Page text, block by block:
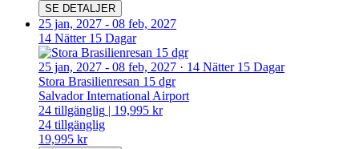
SE DETALJER
25 jan, 2027 - 08 feb, 2027
14 Nätter 15 Dagar
25 jan, 2027 - 08 feb, 2027 · 14 Nätter 15 Dagar
Stora Brasilienresan 15 dgr
Salvador International Airport
24 tillgänglig | 19,995 kr
24 tillgänglig
19,995 kr